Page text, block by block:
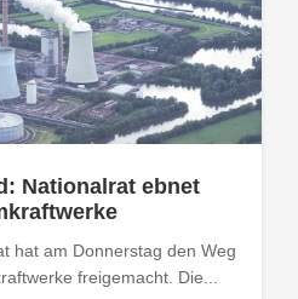
Nationalrat ebnet
hat am Donnerstag den Weg
freigemacht. Die...